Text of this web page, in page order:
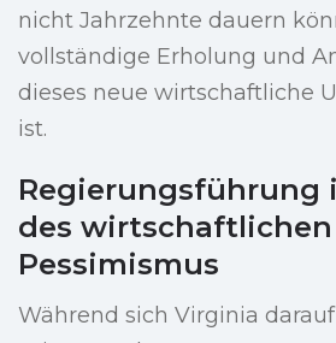
nicht Jahrzehnte dauern
vollständige Erholung und
dieses neue wirtschaftliche
ist.
Regierungsführung
des wirtschaftlichen
Pessimismus
Während sich Virginia